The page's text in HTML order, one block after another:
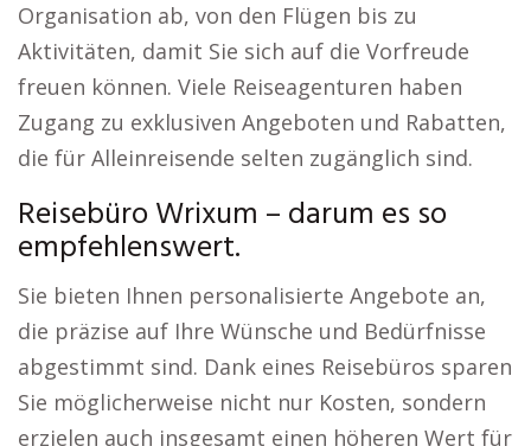
Organisation ab, von den Flügen bis zu
Aktivitäten, damit Sie sich auf die Vorfreude
freuen können. Viele Reiseagenturen haben
Zugang zu exklusiven Angeboten und Rabatten,
die für Alleinreisende selten zugänglich sind.
Reisebüro Wrixum – darum es so
empfehlenswert.
Sie bieten Ihnen personalisierte Angebote an,
die präzise auf Ihre Wünsche und Bedürfnisse
abgestimmt sind. Dank eines Reisebüros sparen
Sie möglicherweise nicht nur Kosten, sondern
erzielen auch insgesamt einen höheren Wert für